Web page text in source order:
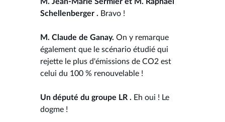
Schellenberger . Bravo !
M. Claude de Ganay. On y remarque
également que le scénario étudié qui
rejette le plus d'émissions de CO2 est
celui du 100 % renouvelable !
Un député du groupe LR . Eh oui ! Le
dogme !